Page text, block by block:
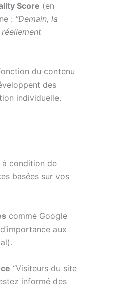
Score (en
: “Demain, la
du contenu
des
individuelle.
condition de
basées sur vos
comme Google
aux
“Visiteurs du site
informé des